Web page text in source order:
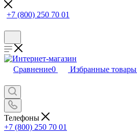
+7 (800) 250 70 01
Сравнение0 Избранные товары
Телефоны
+7 (800) 250 70 01